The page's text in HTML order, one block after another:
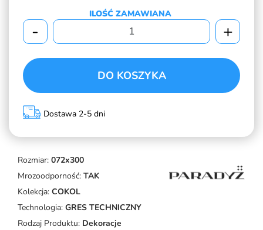
Rozmiar: 072x300
Mrozoodporność: TAK
Kolekcja: COKOL
Technologia: GRES TECHNICZNY
Rodzaj Produktu: Dekoracje
ILOŚĆ ZAMAWIANA
- +
DO KOSZYKA
Dostawa 2-5 dni